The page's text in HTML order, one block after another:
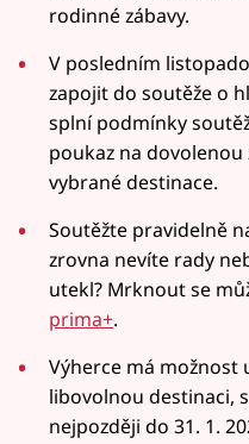
rodinné zábavy.
V posledním
zapojit do soutěže o
splní podmínky
poukaz na dovolenou
vybrané destinace.
Soutěžte pravidelně
zrovna nevíte rady
utekl? Mrknout se
prima+.
Výherce má
libovolnou destinaci,
nejpozději do 31. 1.